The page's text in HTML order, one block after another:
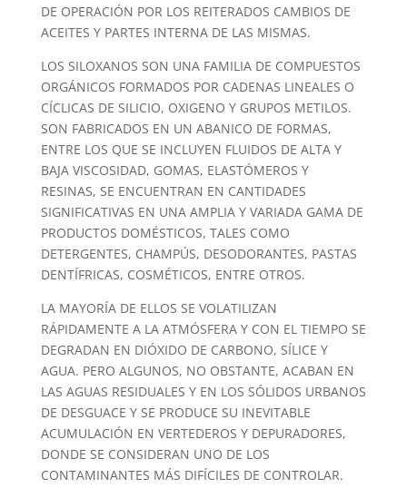
DE OPERACIÓN POR LOS REITERADOS CAMBIOS DE
ACEITES Y PARTES INTERNA DE LAS MISMAS.
LOS SILOXANOS SON UNA FAMILIA DE COMPUESTOS
ORGÁNICOS FORMADOS POR CADENAS LINEALES O
CÍCLICAS DE SILICIO, OXIGENO Y GRUPOS METILOS.
SON FABRICADOS EN UN ABANICO DE FORMAS,
ENTRE LOS QUE SE INCLUYEN FLUIDOS DE ALTA Y
BAJA VISCOSIDAD, GOMAS, ELASTÓMEROS Y
RESINAS, SE ENCUENTRAN EN CANTIDADES
SIGNIFICATIVAS EN UNA AMPLIA Y VARIADA GAMA DE
PRODUCTOS DOMÉSTICOS, TALES COMO
DETERGENTES, CHAMPÚS, DESODORANTES, PASTAS
DENTÍFRICAS, COSMÉTICOS, ENTRE OTROS.
LA MAYORÍA DE ELLOS SE VOLATILIZAN
RÁPIDAMENTE A LA ATMÓSFERA Y CON EL TIEMPO SE
DEGRADAN EN DIÓXIDO DE CARBONO, SÍLICE Y
AGUA. PERO ALGUNOS, NO OBSTANTE, ACABAN EN
LAS AGUAS RESIDUALES Y EN LOS SÓLIDOS URBANOS
DE DESGUACE Y SE PRODUCE SU INEVITABLE
ACUMULACIÓN EN VERTEDEROS Y DEPURADORES,
DONDE SE CONSIDERAN UNO DE LOS
CONTAMINANTES MÁS DIFÍCILES DE CONTROLAR.